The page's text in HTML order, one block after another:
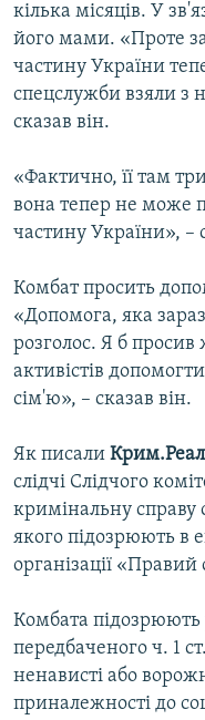
кілька місяців. У
його мами. «Проте
частину України
спецслужби взяли з
сказав він.
«Фактично, її там
вона тепер не може
частину України», –
Комбат просить
«Допомога, яка
розголос. Я б просив
активістів
сім'ю», – сказав він.
Як писали
слідчі Слідчого
кримінальну справу
якого підозрюють в
організації «Правий
Комбата підозрюють
передбаченого ч. 1
ненависті або
приналежності до